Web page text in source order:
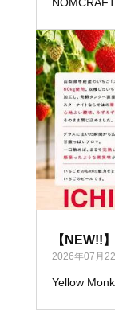
【NEW!!
2026年07月
Yellow